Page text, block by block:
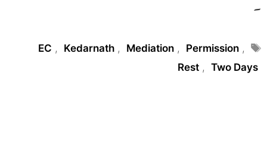
Tags
EC , Kedarnath , Mediation , Permission ,
Rest , Two Days